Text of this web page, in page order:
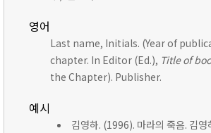
영어
Last name, Initials. (Year of
chapter. In Editor (Ed.), Title of
the Chapter). Publisher.
예시
김영하. (1996). 마라의 죽음. 김